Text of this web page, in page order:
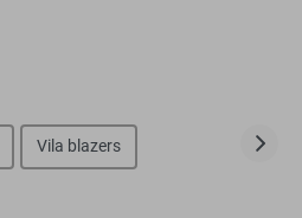
Vila blazers